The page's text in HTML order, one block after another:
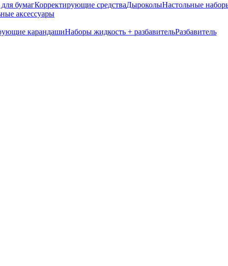
бумагКорректирующие средстваДыроколыНастольные
аксессуары
карандашиНаборы жидкость + разбавительРазбавитель